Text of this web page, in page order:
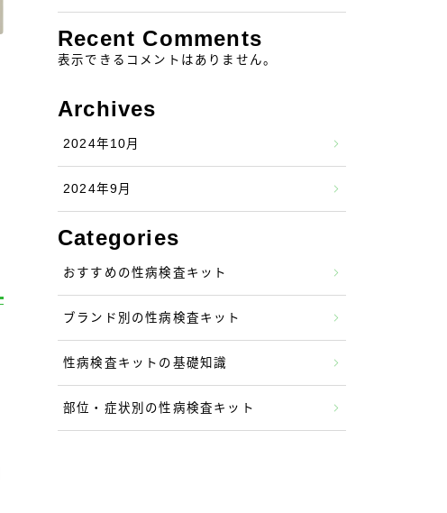
Recent Comments
表示できるコメントはありません。
Archives
2024年10月
2024年9月
Categories
おすすめの性病検査キット
ブランド別の性病検査キット
性病検査キットの基礎知識
部位・症状別の性病検査キット